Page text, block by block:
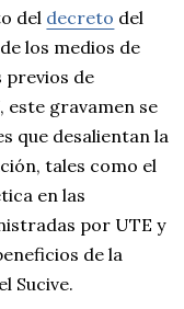
del decreto del
los medios de
previos de
este gravamen se
que desalientan la
tales como el
en las
por UTE y
de la
Sucive.